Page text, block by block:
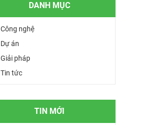
DANH MỤC
Công nghệ
Dự án
Giải pháp
Tin tức
TIN MỚI